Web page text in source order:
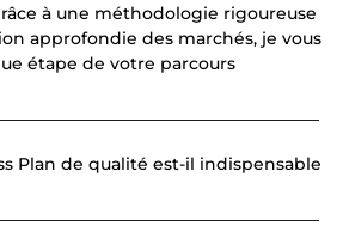
à une méthodologie rigoureuse
approfondie des marchés, je vous
étape de votre parcours
Plan de qualité est-il indispensable